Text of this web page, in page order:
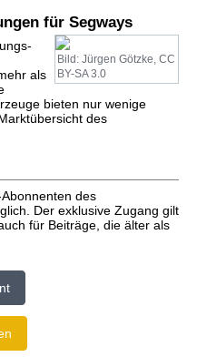
für Segways
Bild: Jürgen Götzke, CC
BY-SA 3.0
als
bieten nur wenige
des
des
Der exklusive Zugang gilt
für Beiträge, die älter als